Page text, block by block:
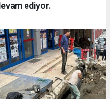
ediyor.